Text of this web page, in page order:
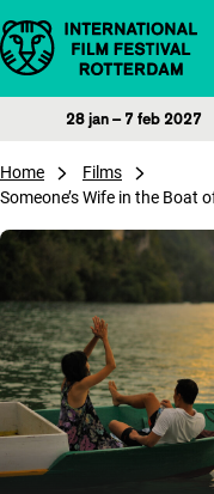
Direct naar inhoud
28 jan – 7 feb 2027
Home
Films
Someone’s Wife in the Boat